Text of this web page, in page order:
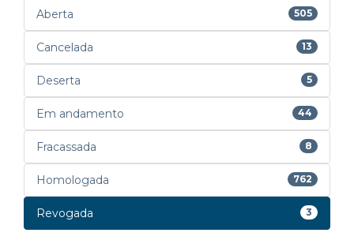
Aberta 505
Cancelada 13
Deserta 5
Em andamento 44
Fracassada 8
Homologada 762
Revogada 3